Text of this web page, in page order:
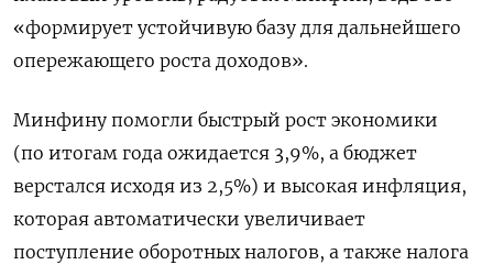
«формирует устойчивую базу для дальнейшего
опережающего роста доходов».
Минфину помогли быстрый рост экономики
(по итогам года ожидается 3,9%, а бюджет
верстался исходя из 2,5%) и высокая инфляция,
которая автоматически увеличивает
поступление оборотных налогов, а также налога